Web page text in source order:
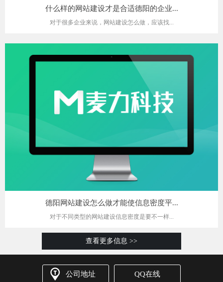
什么样的网站建设才是合适德阳的企业...
对于很多企业来说，网站建设怎么做，应该找...
德阳网站建设怎么做才能使信息密度平...
对于不同类型的网站建设信息密度是要不一样...
查看更多信息 >>
公司地址 QQ在线